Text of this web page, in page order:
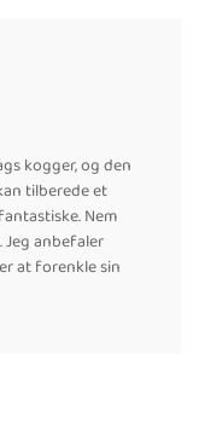
kogger, og den
tilberede et
Nem
anbefaler
at forenkle sin